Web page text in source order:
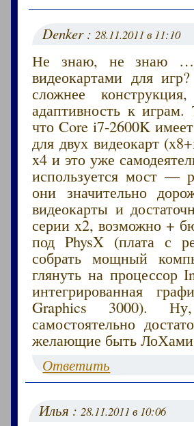
Denker :28.11.2011 в 11:10
Не знаю, не знаю …,
видеокартами для
сложнее
адаптивность к
что Core i7-2600K
для двух видеокарт
x4 и это уже
используется мост —
они значительно
видеокарты и
серии x2, возможно +
под PhysX (плата с
собрать мощный
глянуть на процессор
интегрированная
Graphics 3000).
самостоятельно
желающие быть
Ответить
Илья :28.11.2011 в 10:06